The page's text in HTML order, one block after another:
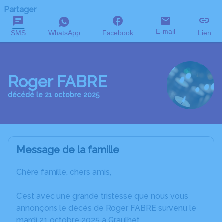
Partager
SMS WhatsApp Facebook E-mail Lien
Roger FABRE
décédé le 21 octobre 2025
Message de la famille
Chère famille, chers amis,
C’est avec une grande tristesse que nous vous
annonçons le décès de Roger FABRE survenu le
mardi 21 octobre 2025 à Graulhet.